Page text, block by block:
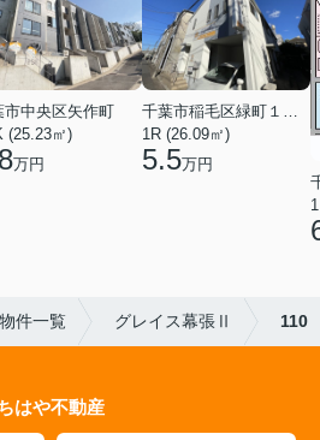
市中央区矢作町
(25.23㎡)
万円
千葉市稲毛区緑町１丁目
1R (26.09㎡)
5.5万円
件一覧 グレイス幕張Ⅱ 110
はや不動産